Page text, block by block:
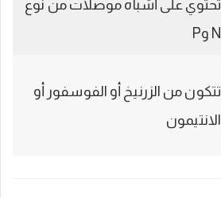
تحتوي على أشباه موصلات من نوع
N وP
تتكون من الزرنيخ أو الفوسفور أو
الانتيمون